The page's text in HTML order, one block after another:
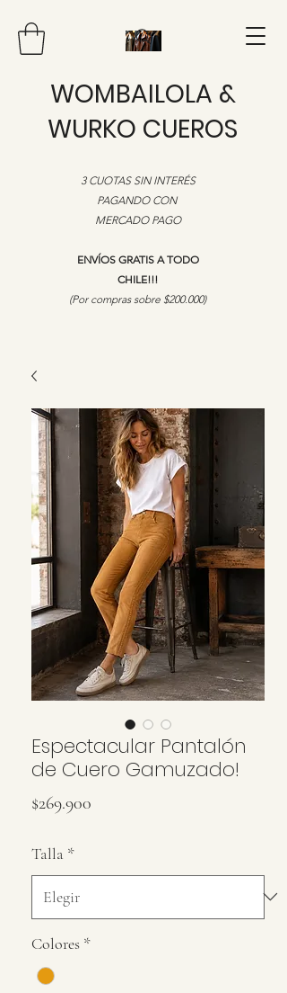
WOMBAILOLA &
WURKO CUEROS
3 CUOTAS SIN INTERÉS
PAGANDO CON
MERCADO PAGO
ENVÍOS GRATIS A TODO
CHILE!!!
​(Por compras sobre $200.000)
Espectacular Pantalón
de Cuero Gamuzado!
$269.900
Talla *
Colores *